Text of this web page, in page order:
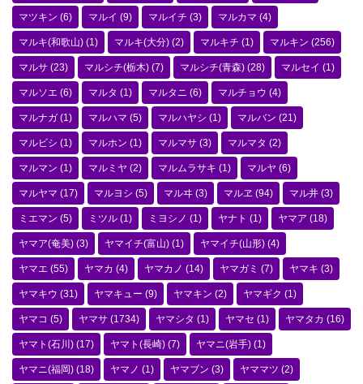
マツキン (6) マルイ (9) マルイチ (3) マルカマ (4)
マルキ(和歌山) (1) マルキ(大分) (2) マルキチ (1) マルキン (256)
マルサ (23) マルシチ(栃木) (7) マルシチ(青森) (28) マルセイ (1)
マルソエ (6) マルタ (1) マルタニ (6) マルチョウ (4)
マルナガ (1) マルハマ (5) マルハヤシ (1) マルバン (21)
マルビシ (1) マルホン (1) マルマサ (3) マルマタ (2)
マルマン (1) マルミヤ (2) マルムラサキ (1) マルヤ (6)
マルヤマ (17) マルヨシ (5) マルヰ (3) マルヱ (94) マル井 (3)
ミエマン (5) ミツル (1) ミヨシノ (1) ヤナト (1) ヤマア (18)
ヤマア(奄美) (3) ヤマイチ(富山) (1) ヤマイチ(山形) (4)
ヤマエ (55) ヤマカ (4) ヤマカノ (14) ヤマガミ (7) ヤマキ (3)
ヤマキウ (31) ヤマキュー (9) ヤマキン (2) ヤマギク (1)
ヤマコ (5) ヤマサ (1734) ヤマシタ (1) ヤマセ (1) ヤマタカ (16)
ヤマト(石川) (17) ヤマト(長崎) (7) ヤマニ(岩手) (1)
ヤマニ(福岡) (18) ヤマノ (1) ヤマブン (3) ヤママツ (2)